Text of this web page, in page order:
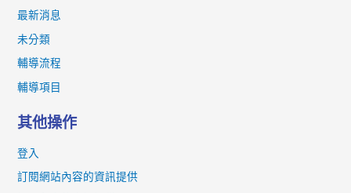
最新消息
未分類
輔導流程
輔導項目
其他操作
登入
訂閱網站內容的資訊提供